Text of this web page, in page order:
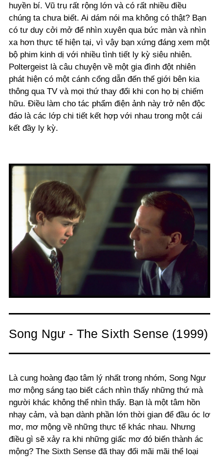
huyền bí. Vũ trụ rất rộng lớn và có rất nhiều điều
chúng ta chưa biết. Ai dám nói ma không có thật? Bạn
có tư duy cởi mở để nhìn xuyên qua bức màn và nhìn
xa hơn thực tế hiện tại, vì vậy bạn xứng đáng xem một
bộ phim kinh dị với nhiều tình tiết ly kỳ siêu nhiên.
Poltergeist là câu chuyện về một gia đình đột nhiên
phát hiện có một cánh cổng dẫn đến thế giới bên kia
thông qua TV và mọi thứ thay đổi khi con họ bị chiếm
hữu. Điều làm cho tác phẩm điện ảnh này trở nên độc
đáo là các lớp chi tiết kết hợp với nhau trong một cái
kết đầy ly kỳ.
Song Ngư - The Sixth Sense (1999)
Là cung hoàng đạo tâm lý nhất trong nhóm, Song Ngư
mơ mộng sáng tạo biết cách nhìn thấy những thứ mà
người khác không thể nhìn thấy. Bạn là một tâm hồn
nhạy cảm, và bạn dành phần lớn thời gian để đầu óc lơ
mơ, mơ mộng về những thực tế khác nhau. Nhưng
điều gì sẽ xảy ra khi những giấc mơ đó biến thành ác
mộng? The Sixth Sense đã thay đổi mãi mãi thể loại